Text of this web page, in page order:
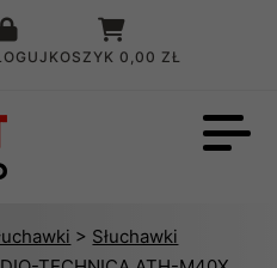
KOSZYK 0,00 ZŁ
> Słuchawki